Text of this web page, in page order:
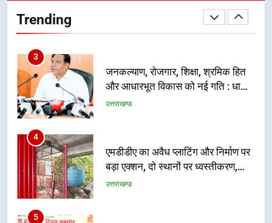
Trending
अभियुक्तों को पुलिस ने किया गिरफ्तार
3
जनकल्याण, रोजगार, शिक्षा, श्रमिक हित
और आधारभूत विकास को नई गति : धामी
कैबिनेट के ऐतिहासिक फैसले
उत्तराखण्ड
4
एमडीडीए का अवैध प्लाटिंग और निर्माण पर
बड़ा एक्शन, दो स्थानों पर ध्वस्तीकरण,
मसूरी मार्ग पर अवैध निर्माण सील
उत्तराखण्ड
5